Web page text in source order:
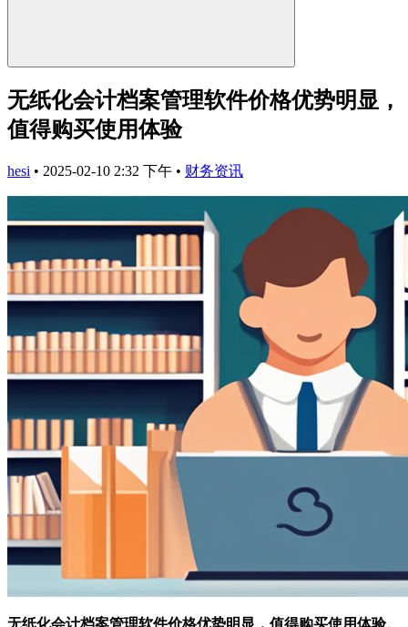
无纸化会计档案管理软件价格优势明显，
值得购买使用体验
hesi • 2025-02-10 2:32 下午 • 财务资讯
无纸化会计档案管理软件价格优势明显，值得购买使用体验。